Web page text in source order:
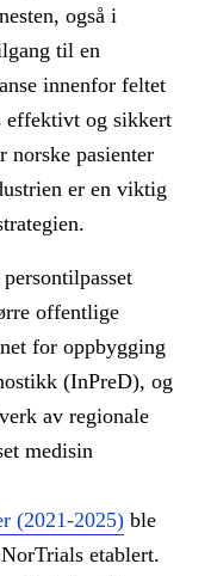
også i
til en
innenfor feltet
effektivt og sikkert
norske pasienter
er en viktig
offentlige
for oppbygging
(InPreD), og
av regionale
medisin
(2021-2025) ble
etablert.